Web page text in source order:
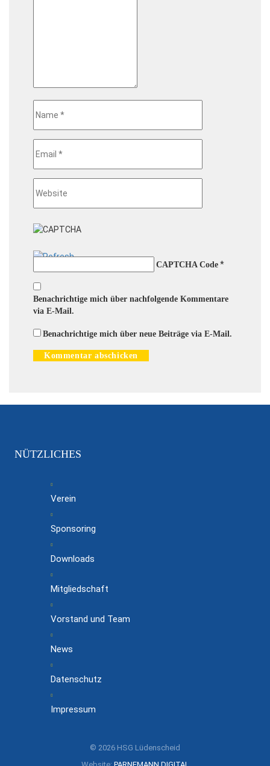
CAPTCHA Code *
Benachrichtige mich über nachfolgende Kommentare
via E-Mail.
Benachrichtige mich über neue Beiträge via E-Mail.
NÜTZLICHES
Verein
Sponsoring
Downloads
Mitgliedschaft
Vorstand und Team
News
Datenschutz
Impressum
© 2026 HSG Lüdenscheid
Website: PARNEMANN DIGITAL